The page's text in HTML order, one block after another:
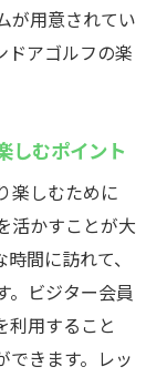
が用意されてい
ドアゴルフの楽
しむポイント
楽しむために
活かすことが大
間に訪れて、
。ビジター会員
利用すること
できます。レッ